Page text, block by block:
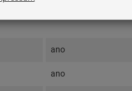
ano
ano